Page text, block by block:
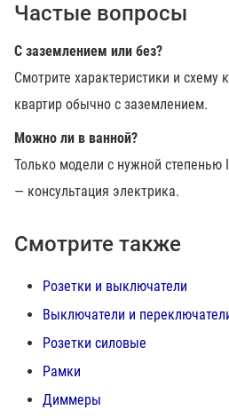
Частые вопросы
С заземлением или без?
Смотрите характеристики и схему
квартир обычно с заземлением.
Можно ли в ванной?
Только модели с нужной степенью
— консультация электрика.
Смотрите также
Розетки и выключатели
Выключатели и
Розетки силовые
Рамки
Диммеры